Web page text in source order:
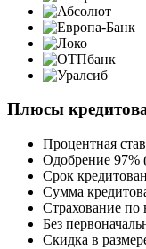
Плюсы
Процентная
Одобрение 97%
Срок
Сумма
Страхование по
Без
Скидка в